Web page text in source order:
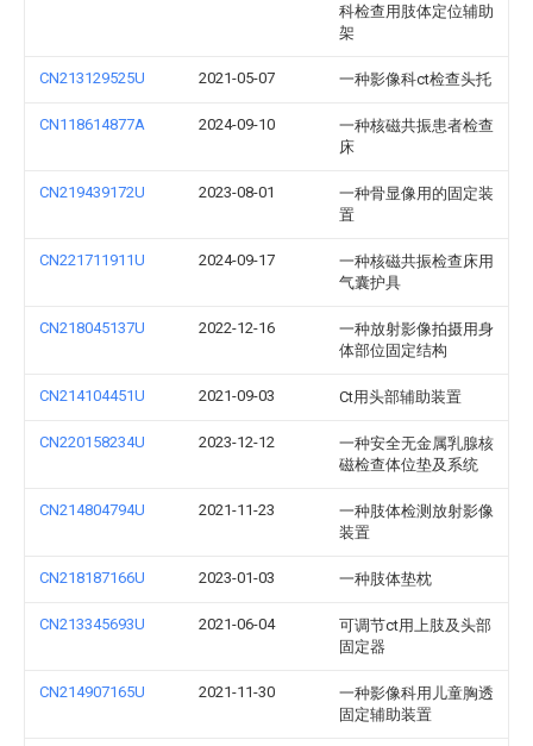
科检查用肢体定位辅助
架
CN213129525U 2021-05-07 一种影像科ct检查头托
CN118614877A 2024-09-10
一种核磁共振患者检查
床
CN219439172U 2023-08-01
一种骨显像用的固定装
置
CN221711911U 2024-09-17
一种核磁共振检查床用
气囊护具
CN218045137U 2022-12-16
一种放射影像拍摄用身
体部位固定结构
CN214104451U 2021-09-03 Ct用头部辅助装置
CN220158234U 2023-12-12
一种安全无金属乳腺核
磁检查体位垫及系统
CN214804794U 2021-11-23
一种肢体检测放射影像
装置
CN218187166U 2023-01-03 一种肢体垫枕
CN213345693U 2021-06-04
可调节ct用上肢及头部
固定器
CN214907165U 2021-11-30
一种影像科用儿童胸透
固定辅助装置